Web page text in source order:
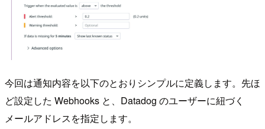
今回は通知内容を以下のとおりシンプルに定義します。先ほ
ど設定した Webhooks と、Datadog のユーザーに紐づく
メールアドレスを指定します。